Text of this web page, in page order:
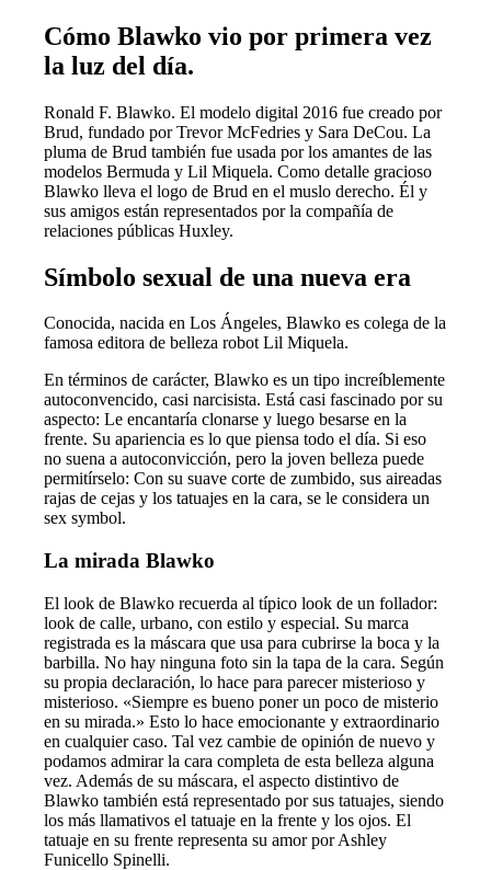
Cómo Blawko vio por primera vez
la luz del día.
Ronald F. Blawko. El modelo digital 2016 fue creado por
Brud, fundado por Trevor McFedries y Sara DeCou. La
pluma de Brud también fue usada por los amantes de las
modelos Bermuda y Lil Miquela. Como detalle gracioso
Blawko lleva el logo de Brud en el muslo derecho. Él y
sus amigos están representados por la compañía de
relaciones públicas Huxley.
Símbolo sexual de una nueva era
Conocida, nacida en Los Ángeles, Blawko es colega de la
famosa editora de belleza robot Lil Miquela.
En términos de carácter, Blawko es un tipo increíblemente
autoconvencido, casi narcisista. Está casi fascinado por su
aspecto: Le encantaría clonarse y luego besarse en la
frente. Su apariencia es lo que piensa todo el día. Si eso
no suena a autoconvicción, pero la joven belleza puede
permitírselo: Con su suave corte de zumbido, sus aireadas
rajas de cejas y los tatuajes en la cara, se le considera un
sex symbol.
La mirada Blawko
El look de Blawko recuerda al típico look de un follador:
look de calle, urbano, con estilo y especial. Su marca
registrada es la máscara que usa para cubrirse la boca y la
barbilla. No hay ninguna foto sin la tapa de la cara. Según
su propia declaración, lo hace para parecer misterioso y
misterioso. «Siempre es bueno poner un poco de misterio
en su mirada.» Esto lo hace emocionante y extraordinario
en cualquier caso. Tal vez cambie de opinión de nuevo y
podamos admirar la cara completa de esta belleza alguna
vez. Además de su máscara, el aspecto distintivo de
Blawko también está representado por sus tatuajes, siendo
los más llamativos el tatuaje en la frente y los ojos. El
tatuaje en su frente representa su amor por Ashley
Funicello Spinelli.